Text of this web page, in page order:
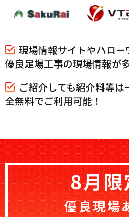
現場情報サイトやハロ
優良足場工事の現場情報が
ご紹介しても紹介料等
全無料でご利用可能！
8月限
優良現場